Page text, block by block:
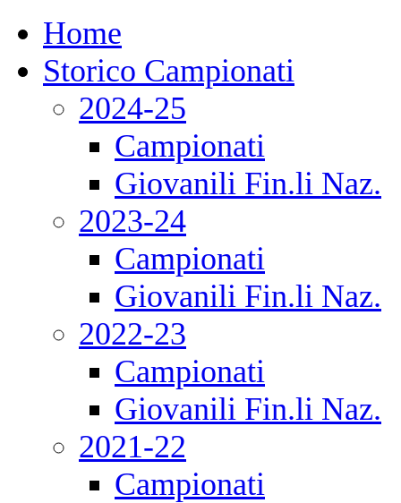
Home
Storico Campionati
2024-25
Campionati
Giovanili Fin.li Naz.
2023-24
Campionati
Giovanili Fin.li Naz.
2022-23
Campionati
Giovanili Fin.li Naz.
2021-22
Campionati